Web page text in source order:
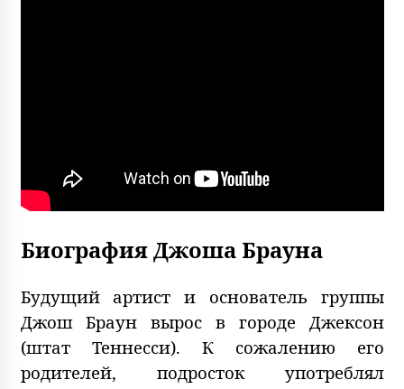
Биография Джоша Брауна
Будущий артист и основатель группы
Джош Браун вырос в городе Джексон
(штат Теннесси). К сожалению его
родителей, подросток употреблял